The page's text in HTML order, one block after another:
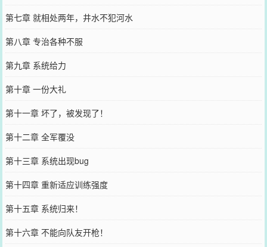
第七章 就相处两年，井水不犯河水
第八章 专治各种不服
第九章 系统给力
第十章 一份大礼
第十一章 坏了，被发现了！
第十二章 全军覆没
第十三章 系统出现bug
第十四章 重新适应训练强度
第十五章 系统归来！
第十六章 不能向队友开枪！